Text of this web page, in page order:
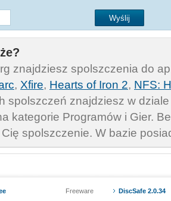
znajdziesz spolszczenia do
, Xfire, Hearts of Iron 2, NFS:
spolszczeń znajdziesz w
kategorie Programów i Gier.
spolszczenie. W bazie
Freeware
DiscSafe 2.0.34